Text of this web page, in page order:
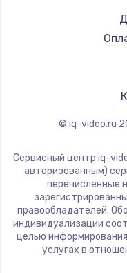
Замена
© iq-video.ru
Сервисный центр iq-
авторизованным)
перечисленные
правообладателей.
индивидуализации
целью
услугах в